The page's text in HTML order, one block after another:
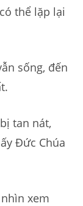
thể lặp lại
sống, đến
tan nát,
Đức Chúa
xem